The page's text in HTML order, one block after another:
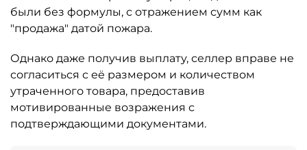
были без формулы, с отражением сумм как
"продажа" датой пожара.
Однако даже получив выплату, селлер вправе не
согласиться с её размером и количеством
утраченного товара, предоставив
мотивированные возражения с
подтверждающими документами.